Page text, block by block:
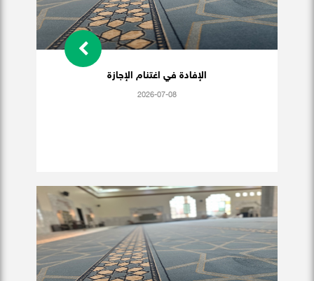
الإفادة في اغتنام الإجازة
2026-07-08